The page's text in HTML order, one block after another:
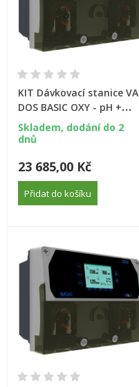
KIT Dávkovací stanice VA
DOS BASIC OXY - pH +
Aquablanc
Skladem, dodání do 2
dnů
23 685,00 Kč
Přidat do košíku